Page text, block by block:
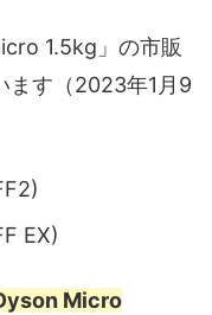
1.5kg」の市販
ます（2023年1月9
EX)
Micro